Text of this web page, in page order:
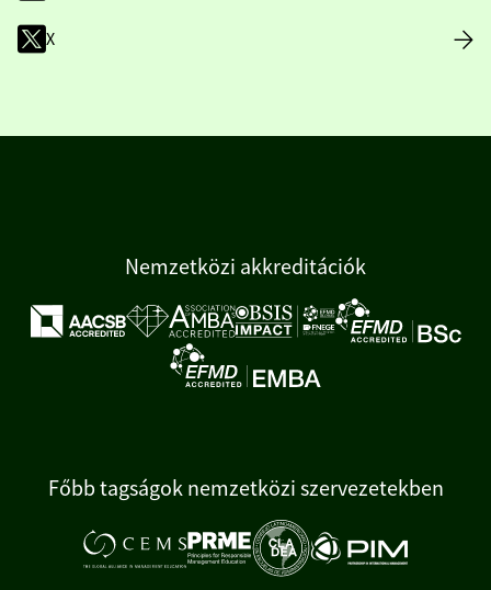
X
Nemzetközi akkreditációk
Főbb tagságok nemzetközi szervezetekben